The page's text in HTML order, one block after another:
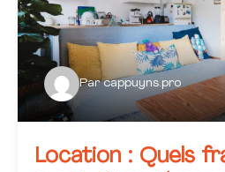
Par cappuyns.pro
Location : Quels